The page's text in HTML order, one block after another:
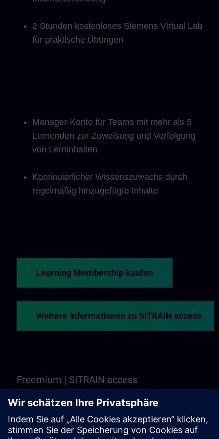
2 Stunden kostenloses Siemens Virtual Lab
für praktische Übungen
Manager-Konto für Teams mit mehr als 5
Lernenden zur Zuweisung und Verfolgung
von Lerninhalten
Kontinuierlicher Wissenszuwachs durch
regelmäßig hinzugefügte Inhalte
Learning Membership kaufen
Weitere Informationen zu SITRAIN access
Freemium | SITRAIN access
Noch nicht überzeugt? Freemium ist Ihr Platz, um
ausgewählte webbasierte Trainings und Kurse von
SITRAIN access kennen zu lernen. Es ist kostenlos -